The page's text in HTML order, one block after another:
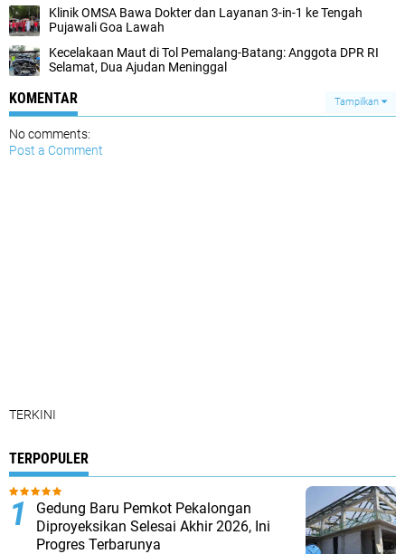
Klinik OMSA Bawa Dokter dan Layanan 3-in-1 ke Tengah
Pujawali Goa Lawah
Kecelakaan Maut di Tol Pemalang-Batang: Anggota DPR RI
Selamat, Dua Ajudan Meninggal
KOMENTAR Tampilkan
No comments:
Post a Comment
TERKINI
TERPOPULER
Gedung Baru Pemkot Pekalongan
Diproyeksikan Selesai Akhir 2026, Ini
Progres Terbarunya